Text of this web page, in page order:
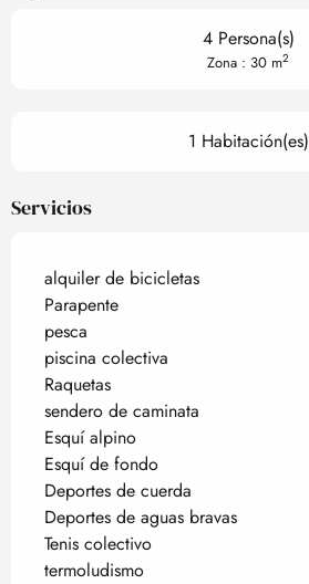
4 Persona(s)
Zona : 30 m2
1 Habitación(es)
Servicios
alquiler de bicicletas
Parapente
pesca
piscina colectiva
Raquetas
sendero de caminata
Esquí alpino
Esquí de fondo
Deportes de cuerda
Deportes de aguas bravas
Tenis colectivo
termoludismo